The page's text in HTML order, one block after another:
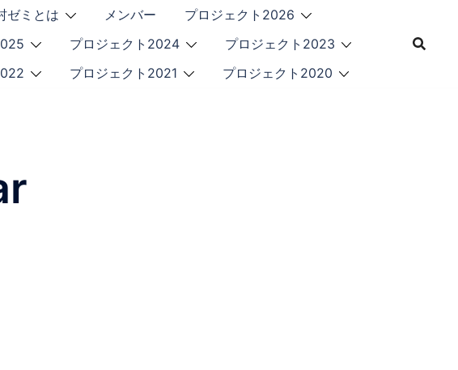
ゼミとは メンバー
プロジェクト2026
プロジェクト2024
プロジェクト2023
プロジェクト2021 プロジェクト2020